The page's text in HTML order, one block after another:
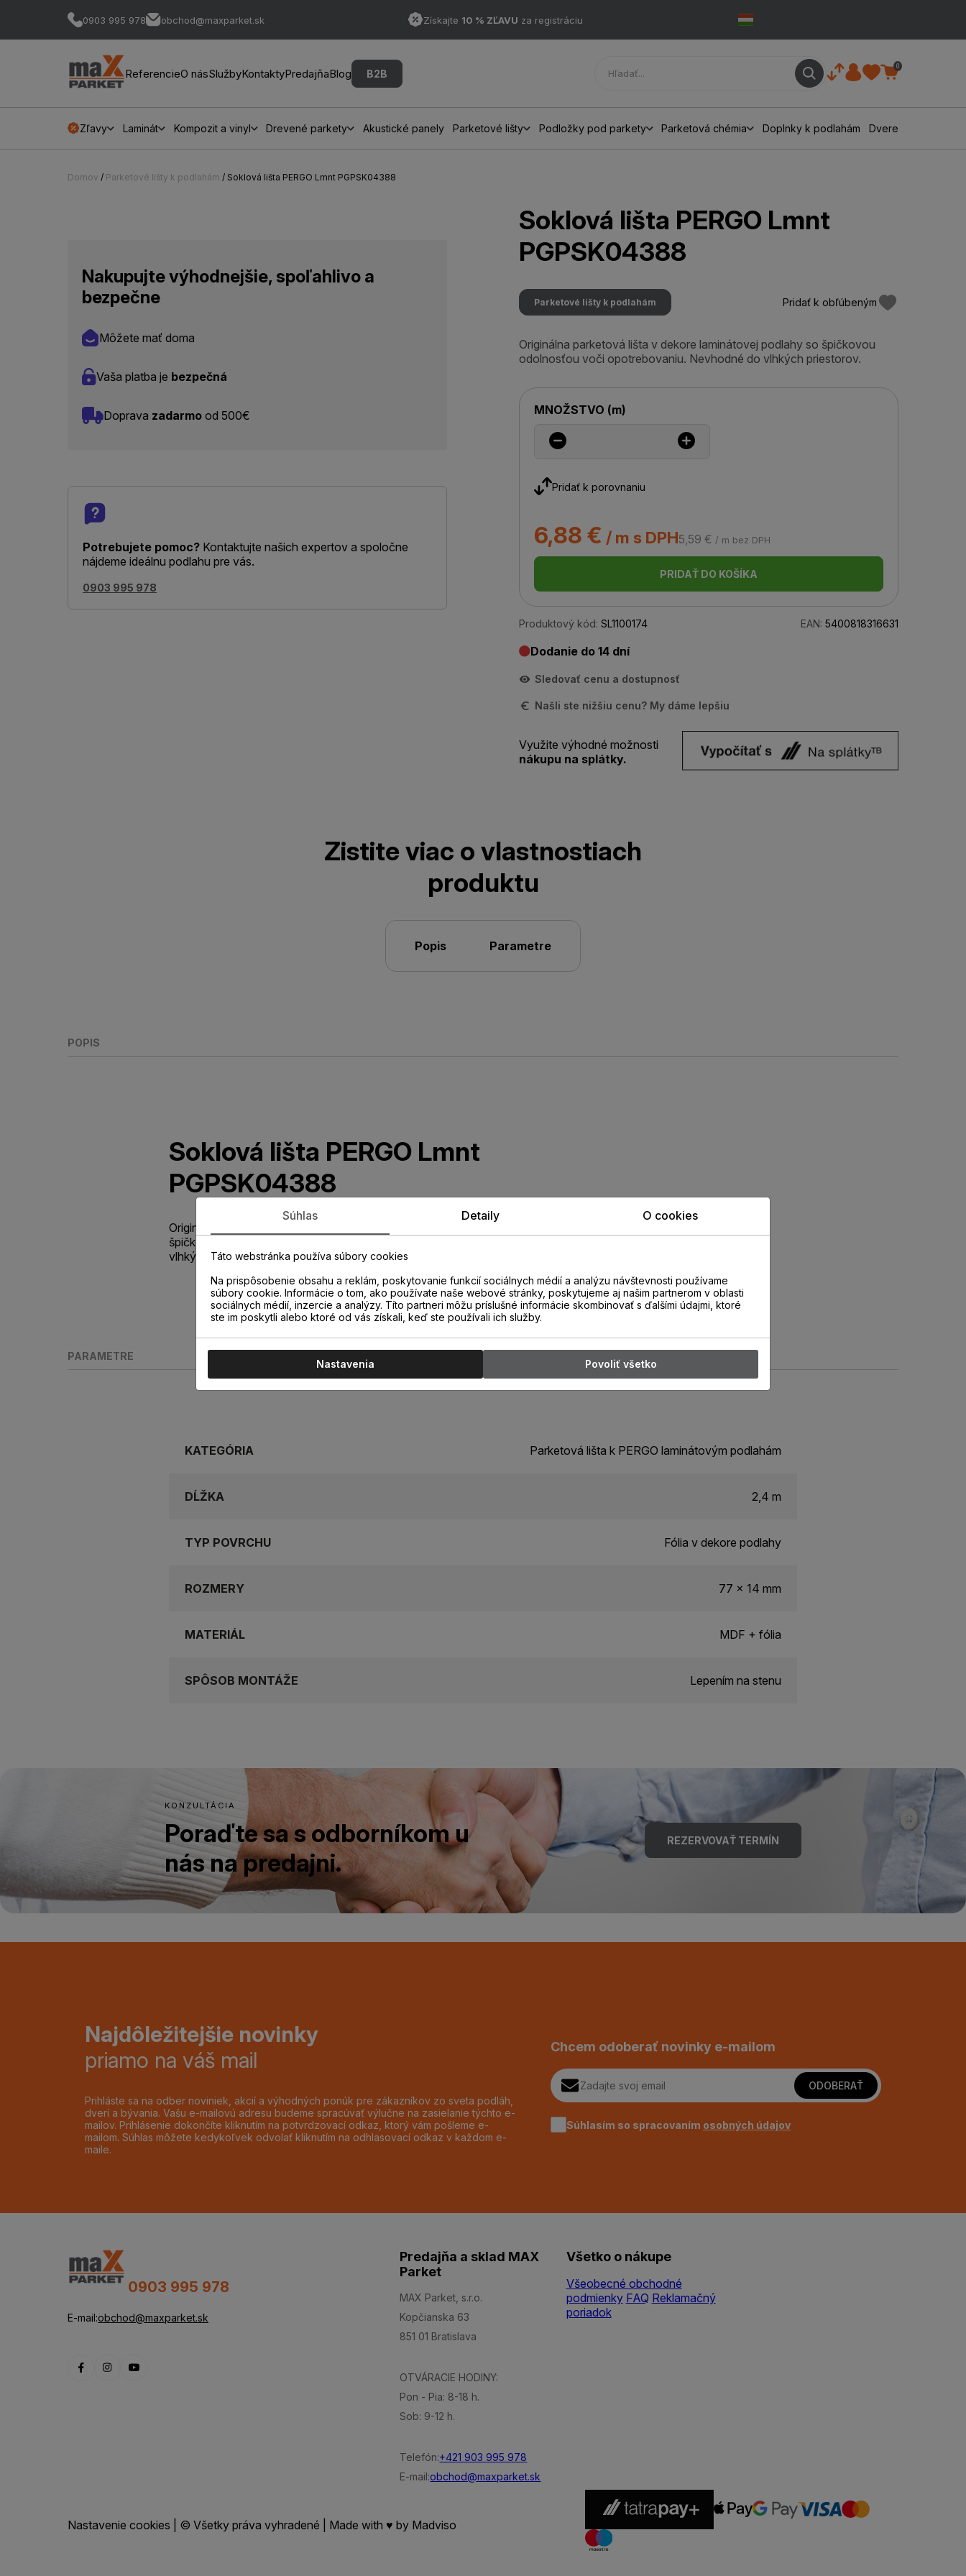
0903 995 978 obchod@maxparket.sk Získajte 10 % ZĽAVU za registráciu
ReferencieO násSlužbyKontaktyPredajňaBlog B2B
0
Zľavy Laminát Kompozit a vinyl Drevené parkety Akustické panely Parketové lišty Podložky pod parkety Parketová chémia Doplnky k podlahám Dvere
Domov / Parketové lišty k podlahám / Soklová lišta PERGO Lmnt PGPSK04388
Nakupujte výhodnejšie, spoľahlivo a
bezpečne
Môžete mať doma
Vaša platba je bezpečná
Doprava zadarmo od 500€
Potrebujete pomoc? Kontaktujte našich expertov a spoločne
nájdeme ideálnu podlahu pre vás.
0903 995 978
Soklová lišta PERGO Lmnt
PGPSK04388
Parketové lišty k podlahám Pridať k obľúbeným
Originálna parketová lišta v dekore laminátovej podlahy so špičkovou
odolnosťou voči opotrebovaniu. Nevhodné do vlhkých priestorov.
MNOŽSTVO (m)
Pridať k porovnaniu
6,88 € / m s DPH5,59 € / m bez DPH
PRIDAŤ DO KOŠÍKA
Produktový kód: SL1100174 EAN: 5400818316631
Dodanie do 14 dní
Sledovať cenu a dostupnosť
Našli ste nižšiu cenu? My dáme lepšiu
Využite výhodné možnosti
nákupu na splátky.
Zistite viac o vlastnostiach
produktu
Popis Parametre
POPIS
Soklová lišta PERGO Lmnt
PGPSK04388
Originálna parketová lišta v dekore laminátovej podlahy so
špičkovou odolnosťou voči opotrebovaniu. Nevhodné do
vlhkých priestorov.
PARAMETRE
KATEGÓRIA Parketová lišta k PERGO laminátovým podlahám
DĹŽKA 2,4 m
TYP POVRCHU Fólia v dekore podlahy
ROZMERY 77 x 14 mm
MATERIÁL MDF + fólia
SPÔSOB MONTÁŽE Lepením na stenu
KONZULTÁCIA
Poraďte sa s odborníkom u
nás na predajni.
REZERVOVAŤ TERMÍN
Najdôležitejšie novinky
priamo na váš mail
Prihláste sa na odber noviniek, akcií a výhodných ponúk pre zákazníkov zo sveta podláh,
dverí a bývania. Vašu e-mailovú adresu budeme spracúvať výlučne na zasielanie týchto e-
mailov. Prihlásenie dokončíte kliknutím na potvrdzovací odkaz, ktorý vám pošleme e-
mailom. Súhlas môžete kedykoľvek odvolať kliknutím na odhlasovací odkaz v každom e-
maile.
Chcem odoberať novinky e-mailom
ODOBERAŤ
Súhlasím so spracovaním osobných údajov
0903 995 978
E-mail:obchod@maxparket.sk
Predajňa a sklad MAX
Parket
MAX Parket, s.r.o.
Kopčianska 63
851 01 Bratislava
OTVÁRACIE HODINY:
Pon - Pia: 8-18 h.
Sob: 9-12 h.
Telefón:+421 903 995 978
E-mail:obchod@maxparket.sk
Všetko o nákupe
Všeobecné obchodné
podmienky FAQ Reklamačný
poriadok
Nastavenie cookies | © Všetky práva vyhradené | Made with ♥ by Madviso
Súhlas Detaily O cookies
Táto webstránka používa súbory cookies
Na prispôsobenie obsahu a reklám, poskytovanie funkcií sociálnych médií a analýzu návštevnosti používame
súbory cookie. Informácie o tom, ako používate naše webové stránky, poskytujeme aj našim partnerom v oblasti
sociálnych médií, inzercie a analýzy. Títo partneri môžu príslušné informácie skombinovať s ďalšími údajmi, ktoré
ste im poskytli alebo ktoré od vás získali, keď ste používali ich služby.
Nastavenia Povoliť všetko